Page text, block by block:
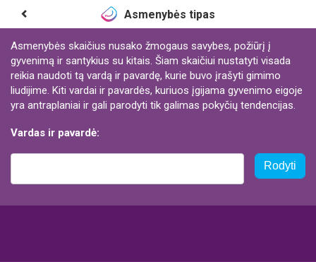
Asmenybės tipas
Asmenybės skaičius nusako žmogaus savybes, požiūrį į
gyvenimą ir santykius su kitais. Šiam skaičiui nustatyti visada
reikia naudoti tą vardą ir pavardę, kurie buvo įrašyti gimimo
liudijime. Kiti vardai ir pavardės, kuriuos įgijama gyvenimo eigoje
yra antraplaniai ir gali parodyti tik galimas pokyčių tendencijas.
Vardas ir pavardė:
Rodyti